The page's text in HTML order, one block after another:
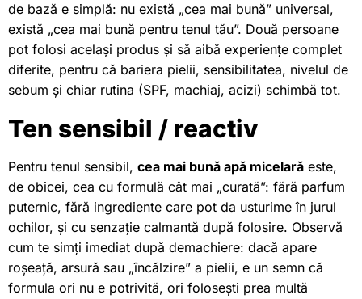
de bază e simplă: nu există „cea mai bună” universal,
există „cea mai bună pentru tenul tău”. Două persoane
pot folosi același produs și să aibă experiențe complet
diferite, pentru că bariera pielii, sensibilitatea, nivelul de
sebum și chiar rutina (SPF, machiaj, acizi) schimbă tot.
Ten sensibil / reactiv
Pentru tenul sensibil, cea mai bună apă micelară este,
de obicei, cea cu formulă cât mai „curată”: fără parfum
puternic, fără ingrediente care pot da usturime în jurul
ochilor, și cu senzație calmantă după folosire. Observă
cum te simți imediat după demachiere: dacă apare
roșeață, arsură sau „încălzire” a pielii, e un semn că
formula ori nu e potrivită, ori folosești prea multă